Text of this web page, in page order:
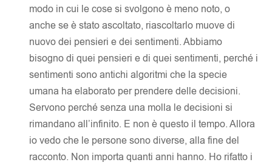
modo in cui le cose si svolgono è meno noto, o
anche se è stato ascoltato, riascoltarlo muove di
nuovo dei pensieri e dei sentimenti. Abbiamo
bisogno di quei pensieri e di quei sentimenti, perché i
sentimenti sono antichi algoritmi che la specie
umana ha elaborato per prendere delle decisioni.
Servono perché senza una molla le decisioni si
rimandano all’infinito. E non è questo il tempo. Allora
io vedo che le persone sono diverse, alla fine del
racconto. Non importa quanti anni hanno. Ho rifatto i